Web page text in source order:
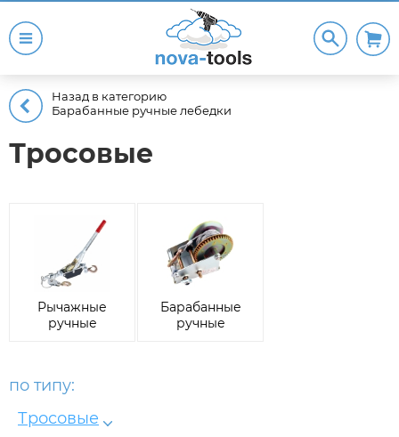
Назад в категорию
Барабанные ручные лебедки
Тросовые
Рычажные
ручные
Барабанные
ручные
по типу:
Тросовые